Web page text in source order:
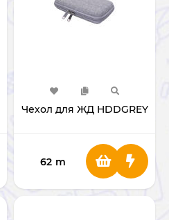
Чехол для ЖД HDDGREY
62 m